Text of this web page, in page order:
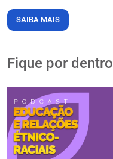
SAIBA MAIS
Fique por dentro